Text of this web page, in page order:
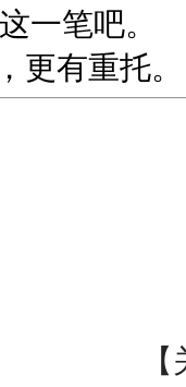
一笔吧。
更有重托。